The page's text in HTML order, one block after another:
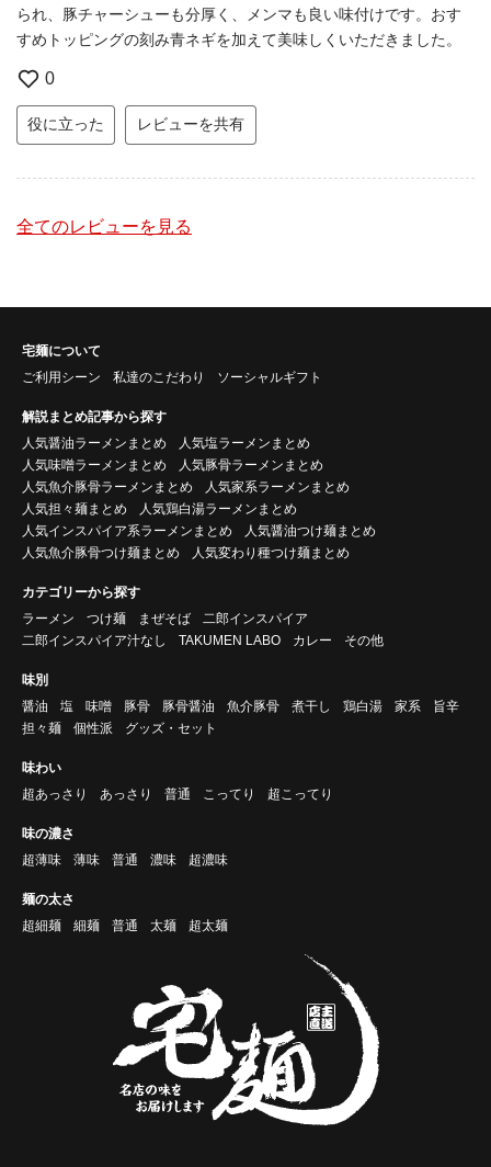
られ、豚チャーシューも分厚く、メンマも良い味付けです。おす
すめトッピングの刻み青ネギを加えて美味しくいただきました。
0
役に立った レビューを共有
全てのレビューを見る
宅麺について
ご利用シーン
私達のこだわり ソーシャルギフト
解説まとめ記事から探す
人気醤油ラーメンまとめ
人気塩ラーメンまとめ
人気味噌ラーメンまとめ
人気豚骨ラーメンまとめ
人気魚介豚骨ラーメンまとめ
人気家系ラーメンまとめ
人気担々麺まとめ
人気鶏白湯ラーメンまとめ
人気インスパイア系ラーメンまとめ
人気醤油つけ麺まとめ
人気魚介豚骨つけ麺まとめ
人気変わり種つけ麺まとめ
カテゴリーから探す
ラーメン
つけ麺 まぜそば
二郎インスパイア
二郎インスパイア汁なし
TAKUMEN LABO カレー その他
味別
醤油
塩 味噌 豚骨 豚骨醤油 魚介豚骨 煮干し 鶏白湯 家系
旨辛
担々麺
個性派 グッズ・セット
味わい
超あっさり
あっさり 普通 こってり 超こってり
味の濃さ
超薄味
薄味 普通 濃味 超濃味
麺の太さ
超細麺
細麺 普通 太麺 超太麺